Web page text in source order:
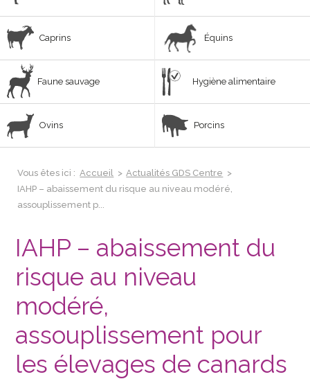
Caprins Équins
Faune sauvage Hygiène alimentaire
Ovins Porcins
Vous êtes ici : Accueil > Actualités GDS Centre >
IAHP – abaissement du risque au niveau modéré,
assouplissement p...
IAHP – abaissement du
risque au niveau
modéré,
assouplissement pour
les élevages de canards